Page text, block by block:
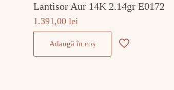
Lantisor Aur 14K 2.14gr E0172
1.391,00 lei
Adaugă în coș